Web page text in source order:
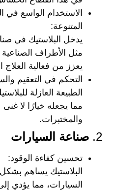
الاستخدام الواسع في
المتنوعة:
يدخل البلاستيك في
مثل الأطراف
يعزز من فعالية
التحكم في التعقيم
الطبيعة العازلة
مما يجعله خيارًا لا
والمختبرات.
2. صناعة السيارات
تحسين كفاءة الوقود:
البلاستيك يساهم
السيارات، مما يؤدي